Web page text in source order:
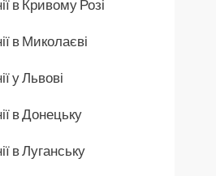
в Кривому Розі
в Миколаєві
у Львові
в Донецьку
в Луганську